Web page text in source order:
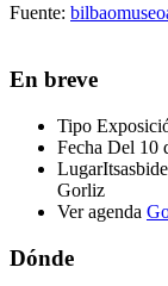
Fuente:
En breve
Tipo
Fecha Del 10
LugarItsasbide
Gorliz
Ver agenda
Dónde